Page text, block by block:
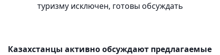
туризму исключен, готовы обсуждать
Казахстанцы активно обсуждают предлагаемые